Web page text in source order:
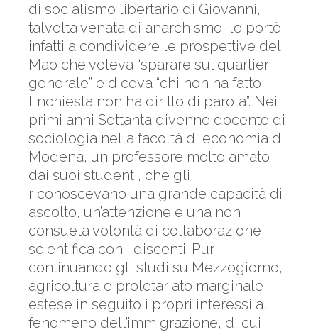
di socialismo libertario di Giovanni,
talvolta venata di anarchismo, lo portò
infatti a condividere le prospettive del
Mao che voleva “sparare sul quartier
generale” e diceva “chi non ha fatto
l’inchiesta non ha diritto di parola”. Nei
primi anni Settanta divenne docente di
sociologia nella facoltà di economia di
Modena, un professore molto amato
dai suoi studenti, che gli
riconoscevano una grande capacità di
ascolto, un’attenzione e una non
consueta volontà di collaborazione
scientifica con i discenti. Pur
continuando gli studi su Mezzogiorno,
agricoltura e proletariato marginale,
estese in seguito i propri interessi al
fenomeno dell’immigrazione, di cui